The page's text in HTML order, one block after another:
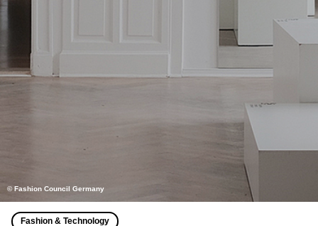
© Fashion Council Germany
Fashion & Technology